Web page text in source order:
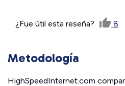
¿Fue útil esta reseña? 8
Metodología
HighSpeedInternet.com